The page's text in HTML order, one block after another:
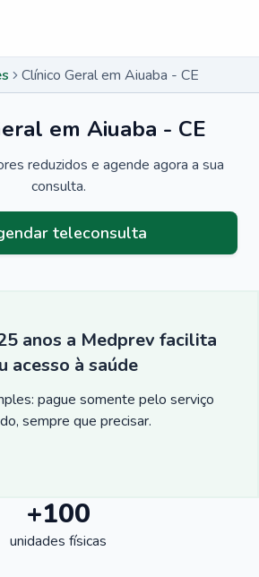
Clínico Geral em Aiuaba - CE
em Aiuaba - CE
reduzidos e agende agora a sua
consulta.
teleconsulta
anos a Medprev facilita
acesso à saúde
pague somente pelo serviço
sempre que precisar.
+100
unidades físicas